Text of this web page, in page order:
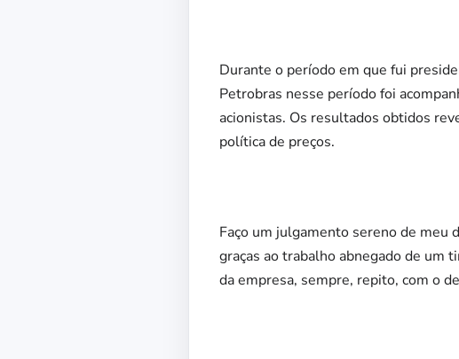
Durante o período em que fui
Petrobras nesse período foi
acionistas. Os resultados obtidos
política de preços.
Faço um julgamento sereno de meu
graças ao trabalho abnegado de um
da empresa, sempre, repito, com o